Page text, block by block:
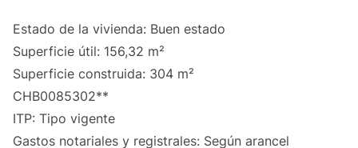
Estado de la vivienda: Buen estado
Superficie útil: 156,32 m²
Superficie construida: 304 m²
CHB0085302**
ITP: Tipo vigente
Gastos notariales y registrales: Según arancel